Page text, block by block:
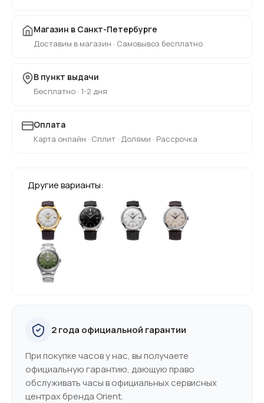
Магазин в Санкт-Петербурге
Доставим в магазин · Самовывоз бесплатно
В пункт выдачи
Бесплатно · 1-2 дня
Оплата
Карта онлайн · Сплит · Долями · Рассрочка
Другие варианты:
2 года официальной гарантии
При покупке часов у нас, вы получаете
официальную гарантию, дающую право
обслуживать часы в официальных сервисных
центрах бренда Orient.